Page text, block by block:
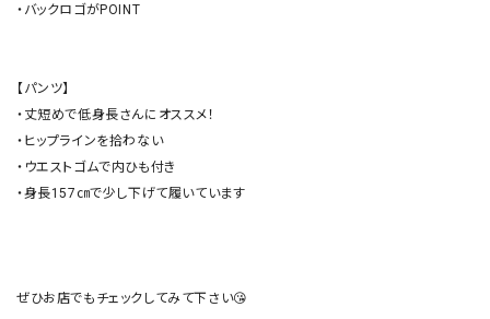
・バックロゴがPOINT
【パンツ】
・丈短めで低身長さんにオススメ！
・ヒップラインを拾わない
・ウエストゴムで内ひも付き
・身長157㎝で少し下げて履いています
ぜひお店でもチェックしてみて下さい😘